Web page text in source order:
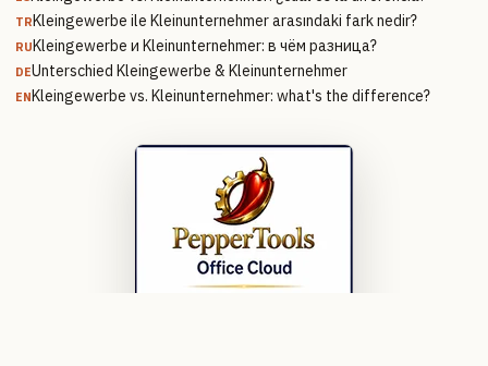
TRKleingewerbe ile Kleinunternehmer arasındaki fark nedir?
RUKleingewerbe и Kleinunternehmer: в чём разница?
DEUnterschied Kleingewerbe & Kleinunternehmer
ENKleingewerbe vs. Kleinunternehmer: what's the difference?